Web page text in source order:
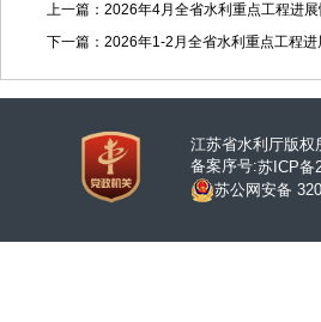
上一篇：2026年4月全省水利重点工程进
下一篇：2026年1-2月全省水利重点工程进
江苏省水利厅版权
备案序号:苏ICP备
苏公网安备